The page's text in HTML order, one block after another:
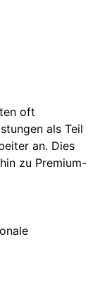
oft
als Teil
an. Dies
zu Premium-